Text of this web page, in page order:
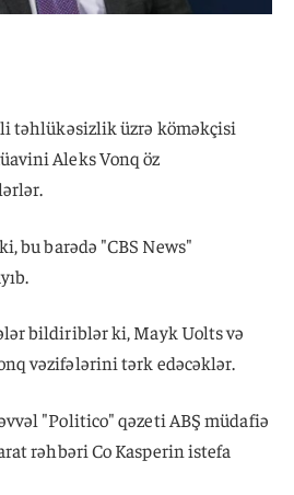
təhlükəsizlik üzrə köməkçisi
Aleks Vonq öz
bu barədə "CBS News"
bildiriblər ki, Mayk Uolts və
vəzifələrini tərk edəcəklər.
"Politico" qəzeti ABŞ müdafiə
rəhbəri Co Kasperin istefa